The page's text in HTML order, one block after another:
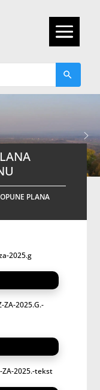
PLANA
2025.g
ZA-2025.G.-
ZA-2025.-tekst